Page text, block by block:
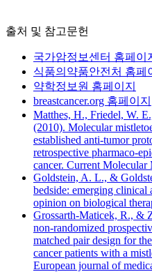
출처 및 참고문헌
국가암정보센터 홈페이
식품의약품안전처 홈페
약학정보원 홈페이지
breastcancer.org 홈페이지
Matthes, H., Friedel, W.
(2010). Molecular
established anti-tumor
retrospective pharmaco-
cancer. Current
Goldstein, A. L., &
bedside: emerging
opinion on biological
Grossarth-Maticek, R., &
non-randomized
matched pair design for
cancer patients with a
European journal of